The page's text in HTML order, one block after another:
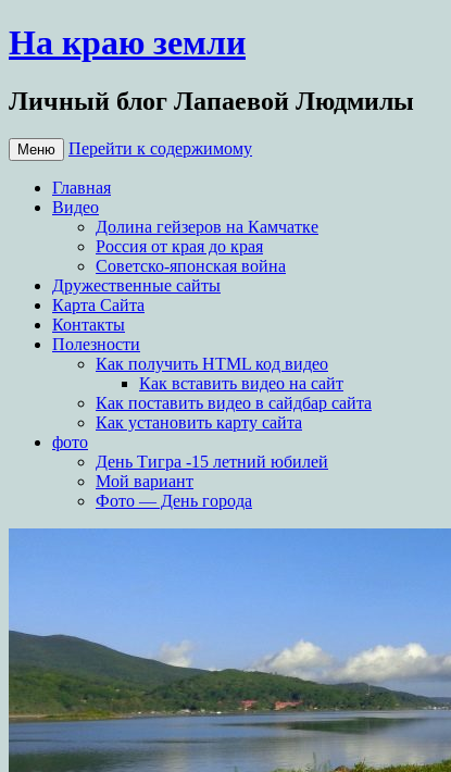
На краю земли
Личный блог Лапаевой Людмилы
Меню Перейти к содержимому
Главная
Видео
Долина гейзеров на Камчатке
Россия от края до края
Советско-японская война
Дружественные сайты
Карта Сайта
Контакты
Полезности
Как получить HTML код видео
Как вставить видео на сайт
Как поставить видео в сайдбар сайта
Как установить карту сайта
фото
День Тигра -15 летний юбилей
Мой вариант
Фото — День города